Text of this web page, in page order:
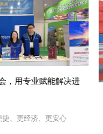
，用专业赋能解决进
捷、更经济、更安心